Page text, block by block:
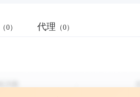
（0） 代理 （0）